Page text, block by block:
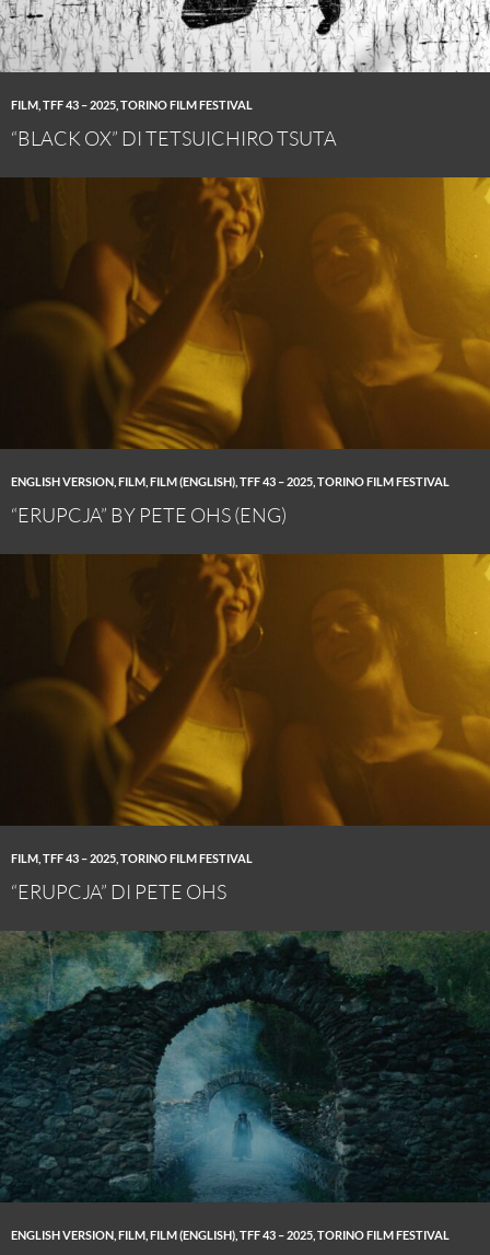
FILM TFF 43 – 2025 TORINO FILM FESTIVAL
“BLACK OX” DI TETSUICHIRO TSUTA
ENGLISH VERSION FILM FILM (ENGLISH) TFF 43 – 2025 TORINO FILM FESTIVAL
“ERUPCJA” BY PETE OHS (ENG)
FILM TFF 43 – 2025 TORINO FILM FESTIVAL
“ERUPCJA” DI PETE OHS
ENGLISH VERSION FILM FILM (ENGLISH) TFF 43 – 2025 TORINO FILM FESTIVAL